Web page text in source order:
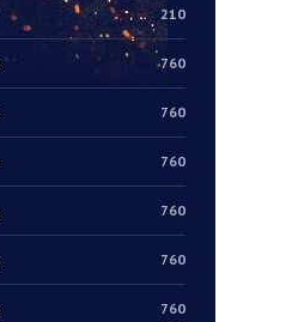
210
760
760
760
760
760
760